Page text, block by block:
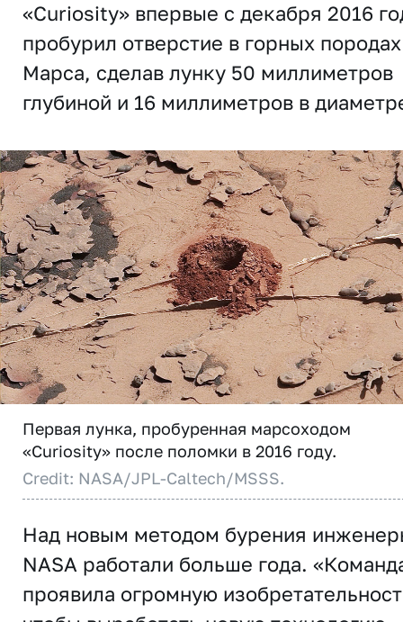
«Curiosity» впервые с декабря 2016
пробурил отверстие в горных породах
Марса, сделав лунку 50 миллиметров
глубиной и 16 миллиметров в
Первая лунка, пробуренная марсоходом
«Curiosity» после поломки в 2016 году.
Credit: NASA/JPL-Caltech/MSSS.
Над новым методом бурения
NASA работали больше года.
проявила огромную